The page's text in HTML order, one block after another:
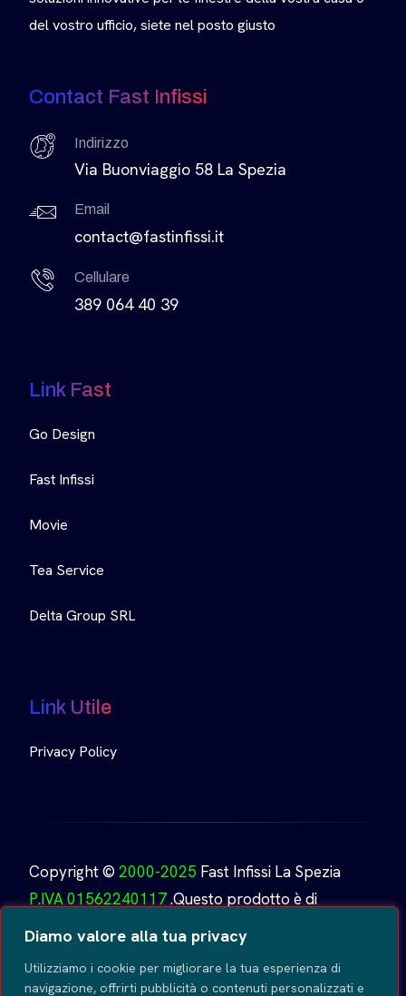
Diamo valore alla tua privacy
Utilizziamo i cookie per migliorare la tua esperienza di
navigazione, offrirti pubblicità o contenuti personalizzati e
del vostro ufficio, siete nel posto giusto
Contact Fast Infissi
Indirizzo
Via Buonviaggio 58 La Spezia
Email
contact@fastinfissi.it
Cellulare
389 064 40 39
Link Fast
Go Design
Fast Infissi
Movie
Tea Service
Delta Group SRL
Link Utile
Privacy Policy
Copyright © 2000-2025 Fast Infissi La Spezia
P.IVA 01562240117.Questo prodotto è di
proprietà di
Fast Infissi. Creato da